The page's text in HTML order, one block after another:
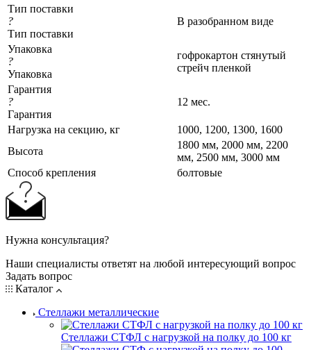
Тип поставки
?
Тип поставки
В разобранном виде
Упаковка
?
Упаковка
гофрокартон стянутый
стрейч пленкой
Гарантия
?
Гарантия
12 мес.
Нагрузка на секцию, кг
1000, 1200, 1300, 1600
Высота
1800 мм, 2000 мм, 2200
мм, 2500 мм, 3000 мм
Cпособ крепления
болтовые
Нужна консультация?
Наши специалисты ответят на любой интересующий вопрос
Задать вопрос
Каталог
Стеллажи металлические
Стеллажи СТФЛ с нагрузкой на полку до 100 кг